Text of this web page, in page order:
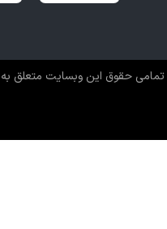
تمامی حقوق این وبسایت متعلق